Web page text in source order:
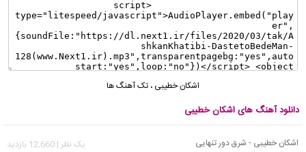
اشکان خطیبی ، تک آهنگ ها
دانلود آهنگ های اشکان خطیبی
اشکان خطیبی - شرق دور تنهایی
يک نظر | 12,660 بازدید